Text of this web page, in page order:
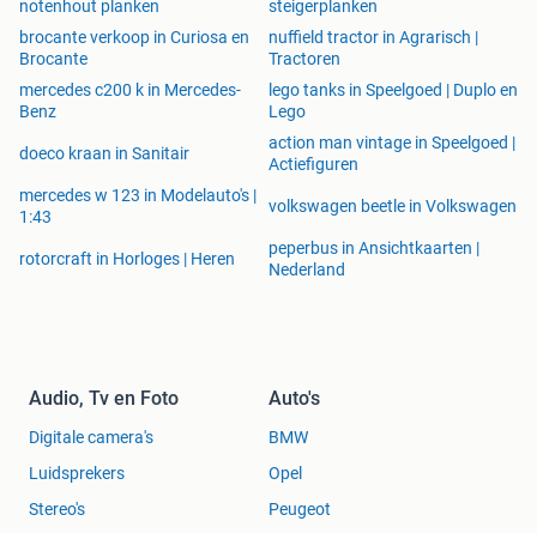
notenhout planken
steigerplanken
brocante verkoop in Curiosa en
Brocante
nuffield tractor in Agrarisch |
Tractoren
mercedes c200 k in Mercedes-
Benz
lego tanks in Speelgoed | Duplo en
Lego
doeco kraan in Sanitair
action man vintage in Speelgoed |
Actiefiguren
mercedes w 123 in Modelauto's |
1:43
volkswagen beetle in Volkswagen
rotorcraft in Horloges | Heren
peperbus in Ansichtkaarten |
Nederland
Audio, Tv en Foto
Digitale camera's
Luidsprekers
Stereo's
Auto's
BMW
Opel
Peugeot